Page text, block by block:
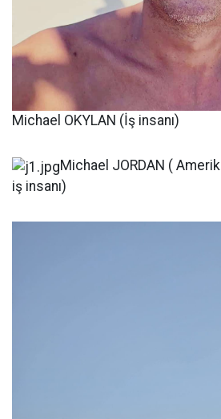
Michael OKYLAN (İş insanı)
Michael JORDAN (
iş insanı)